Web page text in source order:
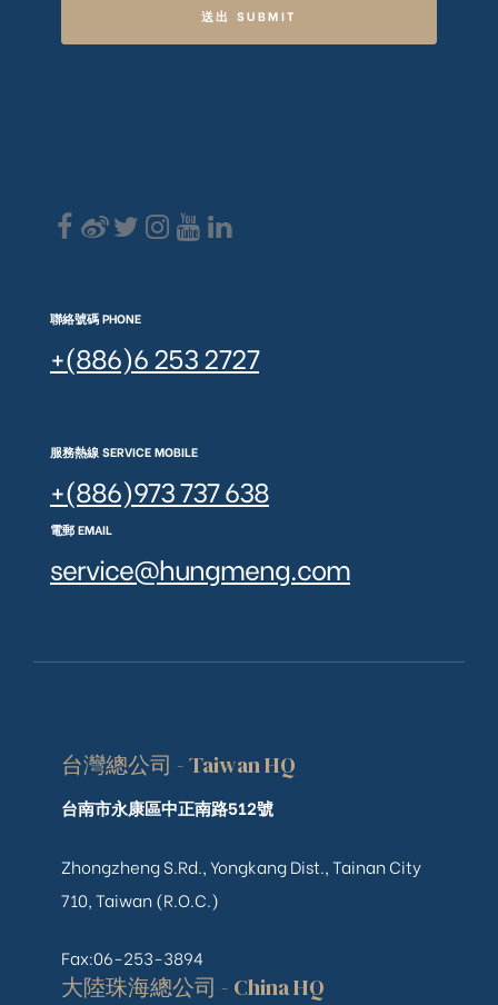
送出 SUBMIT
聯絡號碼 PHONE
+(886)6 253 2727
服務熱線 SERVICE MOBILE
+(886)973 737 638
電郵 EMAIL
service@hungmeng.com
台灣總公司 - Taiwan HQ
台南市永康區中正南路512號
Zhongzheng S.Rd., Yongkang Dist., Tainan City
710, Taiwan (R.O.C.)
Fax:06-253-3894
大陸珠海總公司 - China HQ